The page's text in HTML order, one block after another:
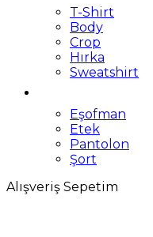
T-Shirt
Body
Crop
Hırka
Sweatshirt
Eşofman
Etek
Pantolon
Şort
Alışveriş Sepetim